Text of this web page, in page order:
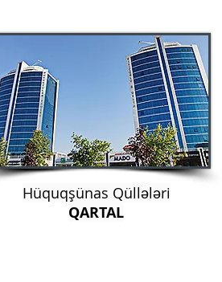
Hüquqşünas Qüllələri
QARTAL